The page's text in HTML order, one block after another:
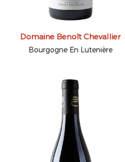
Domaine Benoît Chevallier
Bourgogne En Lutenière